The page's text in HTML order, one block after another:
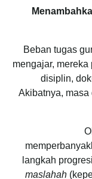
Beban tugas
mengajar, mereka
disiplin,
Akibatnya, masa
langkah
maslahah